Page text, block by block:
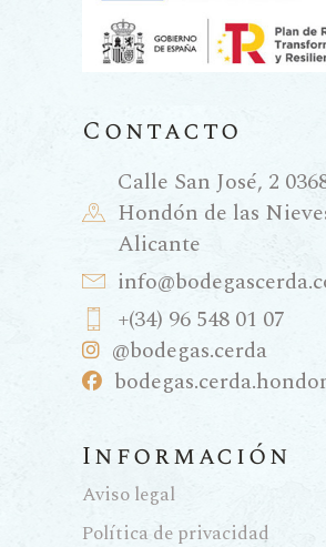
Contacto
Calle San José, 2
Hondón de las
Alicante
+(34) 96 548 01 07
@bodegas.cerda
Información
Aviso legal
Política de privacidad